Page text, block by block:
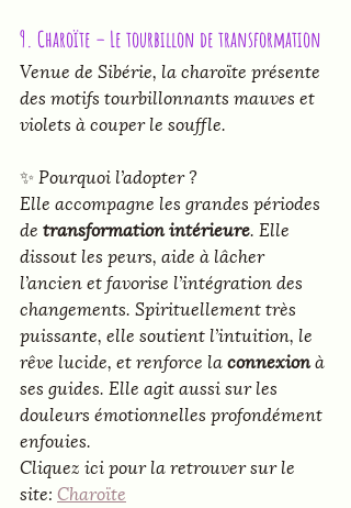
9. Charoïte – Le tourbillon de transformation
Venue de Sibérie, la charoïte présente
des motifs tourbillonnants mauves et
violets à couper le souffle.
✨ Pourquoi l’adopter ?
Elle accompagne les grandes périodes
de transformation intérieure. Elle
dissout les peurs, aide à lâcher
l’ancien et favorise l’intégration des
changements. Spirituellement très
puissante, elle soutient l’intuition, le
rêve lucide, et renforce la connexion à
ses guides. Elle agit aussi sur les
douleurs émotionnelles profondément
enfouies.
Cliquez ici pour la retrouver sur le
site: Charoïte